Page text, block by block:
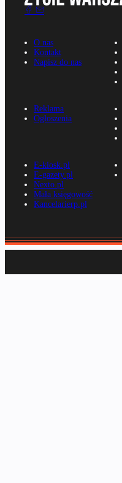
O nas
Kontakt
Napisz do nas
Reklama
Ogłoszenia
E-kiosk.pl
E-gazety.pl
Nexto.pl
Mała księgowość
Kancelarierp.pl